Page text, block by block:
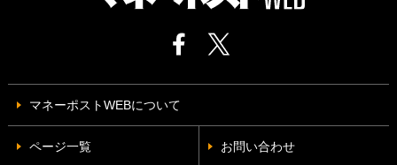
マネーポストWEBについて
ページ一覧 お問い合わせ